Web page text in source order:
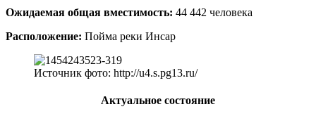
Ожидаемая общая вместимость: 44 442 человека
Расположение: Пойма реки Инсар
Источник фото: http://u4.s.pg13.ru/
Актуальное состояние